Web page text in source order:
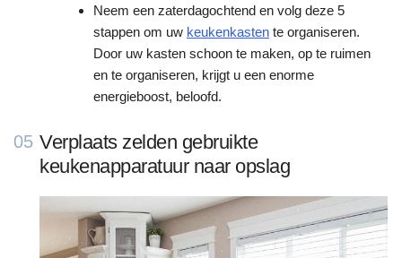
Neem een zaterdagochtend en volg deze 5
stappen om uw keukenkasten te organiseren.
Door uw kasten schoon te maken, op te ruimen
en te organiseren, krijgt u een enorme
energieboost, beloofd.
05 Verplaats zelden gebruikte
keukenapparatuur naar opslag